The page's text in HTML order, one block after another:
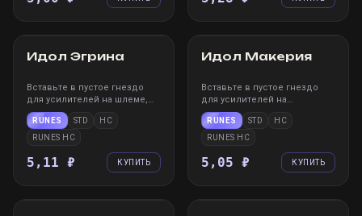
Идол Эгрина
Вставьте в пустое гнездо
для усилителей на шлеме,
чтобы применить эффект к
ним. После вставки нельзя
извлечь, но можно заменить
RUNES STD
HC
RUNES HC
5,11 ₽ КУПИТЬ
Идол Макерия
Вставьте в пустое гнездо
для усилителей на
нательном доспехе, чтобы
применить эффект к ним.
После вставки нельзя
другим усилителем.
RUNES STD
HC
RUNES HC
5,05 ₽ КУПИТЬ